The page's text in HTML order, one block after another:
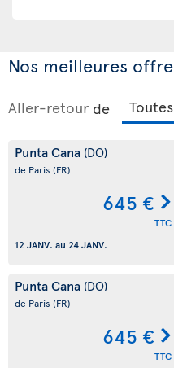
Nos meilleures
Aller-retour de
Punta Cana (DO)
de Paris (FR)
645 €
TTC
12 JANV. au 24 JANV.
Punta Cana (DO)
de Paris (FR)
645 €
TTC